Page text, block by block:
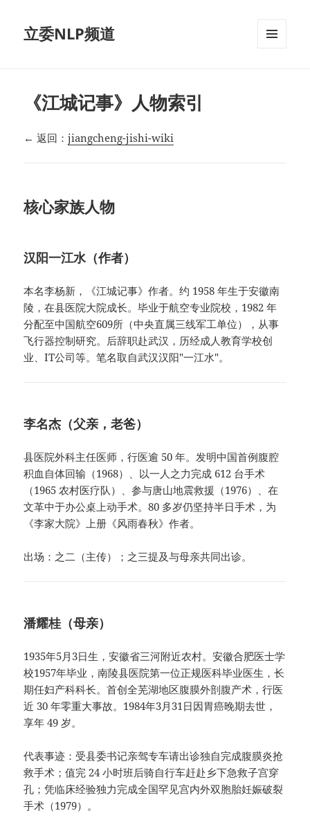
立委NLP频道
《江城记事》人物索引
← 返回：jiangcheng-jishi-wiki
核心家族人物
汉阳一江水（作者）
本名李杨新，《江城记事》作者。约 1958 年生于安徽南
陵，在县医院大院成长。毕业于航空专业院校，1982 年
分配至中国航空609所（中央直属三线军工单位），从事
飞行器控制研究。后辞职赴武汉，历经成人教育学校创
业、IT公司等。笔名取自武汉汉阳"一江水"。
李名杰（父亲，老爸）
县医院外科主任医师，行医逾 50 年。发明中国首例腹腔
积血自体回输（1968）、以一人之力完成 612 台手术
（1965 农村医疗队）、参与唐山地震救援（1976）、在
文革中于办公桌上动手术。80 多岁仍坚持半日手术，为
《李家大院》上册《风雨春秋》作者。
出场：之二（主传）；之三提及与母亲共同出诊。
潘耀桂（母亲）
1935年5月3日生，安徽省三河附近农村。安徽合肥医士学
校1957年毕业，南陵县医院第一位正规医科毕业医生，长
期任妇产科科长。首创全芜湖地区腹膜外剖腹产术，行医
近 30 年零重大事故。1984年3月31日因胃癌晚期去世，
享年 49 岁。
代表事迹：受县委书记亲驾专车请出诊独自完成腹膜炎抢
救手术；值完 24 小时班后骑自行车赶赴乡下急救子宫穿
孔；凭临床经验独力完成全国罕见宫内外双胞胎妊娠破裂
手术（1979）。